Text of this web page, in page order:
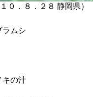
０．８．２８ 静岡県）
ラムシ
キの汁